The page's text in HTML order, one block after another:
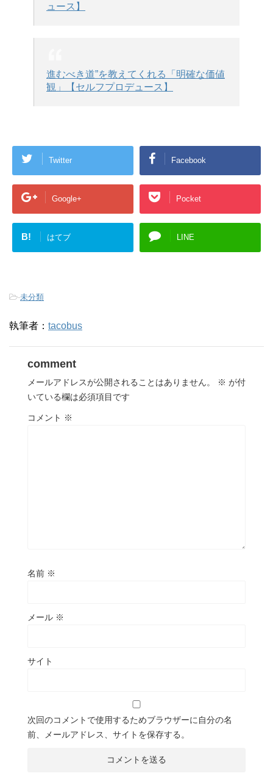
ュース】
進むべき道”を教えてくれる「明確な価値
観」【セルフプロデュース】
Twitter Facebook
Google+ Pocket
B! はてブ LINE
-未分類
執筆者： tacobus
comment
メールアドレスが公開されることはありません。 ※ が付
いている欄は必須項目です
コメント ※
名前 ※
メール ※
サイト
次回のコメントで使用するためブラウザーに自分の名
前、メールアドレス、サイトを保存する。